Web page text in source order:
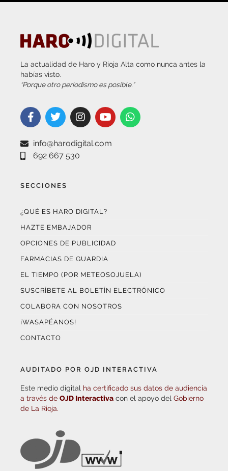
La actualidad de Haro y Rioja Alta como nunca antes la
habías visto.
“Porque otro periodismo es posible.”
info@harodigital.com
692 667 530
SECCIONES
¿QUÉ ES HARO DIGITAL?
HAZTE EMBAJADOR
OPCIONES DE PUBLICIDAD
FARMACIAS DE GUARDIA
EL TIEMPO (POR METEOSOJUELA)
SUSCRÍBETE AL BOLETÍN ELECTRÓNICO
COLABORA CON NOSOTROS
¡WASAPÉANOS!
CONTACTO
AUDITADO POR OJD INTERACTIVA
Este medio digital ha certificado sus datos de audiencia
a través de OJD Interactiva con el apoyo del Gobierno
de La Rioja.